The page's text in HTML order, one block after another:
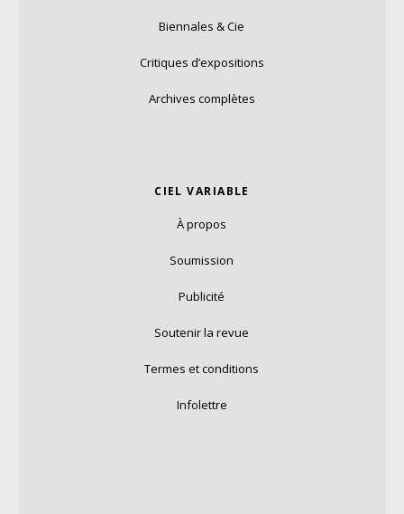
Biennales & Cie
Critiques d’expositions
Archives complètes
CIEL VARIABLE
À propos
Soumission
Publicité
Soutenir la revue
Termes et conditions
Infolettre